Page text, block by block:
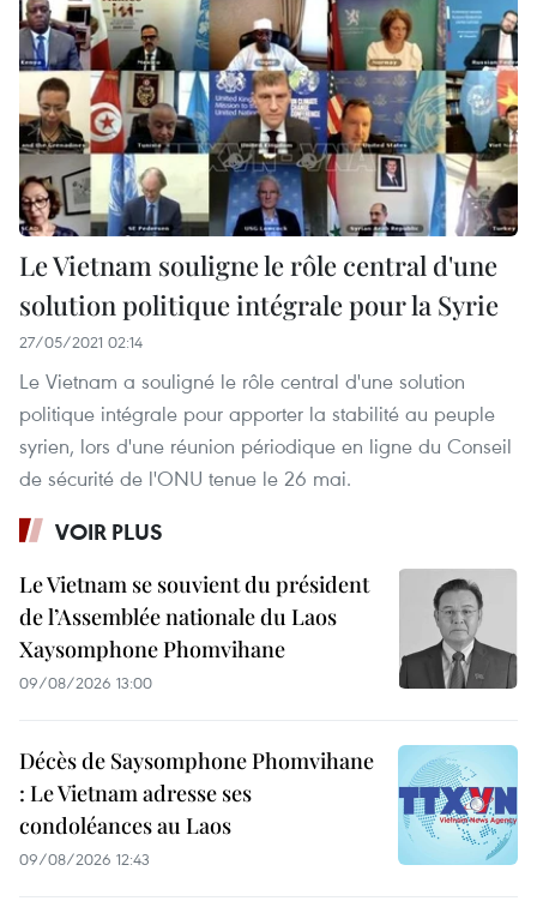
Le Vietnam souligne le rôle central d'une
solution politique intégrale pour la Syrie
27/05/2021 02:14
Le Vietnam a souligné le rôle central d'une solution
politique intégrale pour apporter la stabilité au peuple
syrien, lors d'une réunion périodique en ligne du Conseil
de sécurité de l'ONU tenue le 26 mai.
VOIR PLUS
Le Vietnam se souvient du président
de l’Assemblée nationale du Laos
Xaysomphone Phomvihane
09/08/2026 13:00
Décès de Saysomphone Phomvihane
: Le Vietnam adresse ses
condoléances au Laos
09/08/2026 12:43